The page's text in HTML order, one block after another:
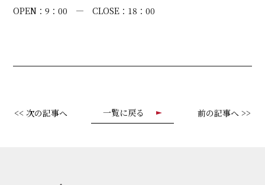
OPEN：9：00 ― CLOSE：18：00
<< 次の記事へ 一覧に戻る 前の記事へ >>